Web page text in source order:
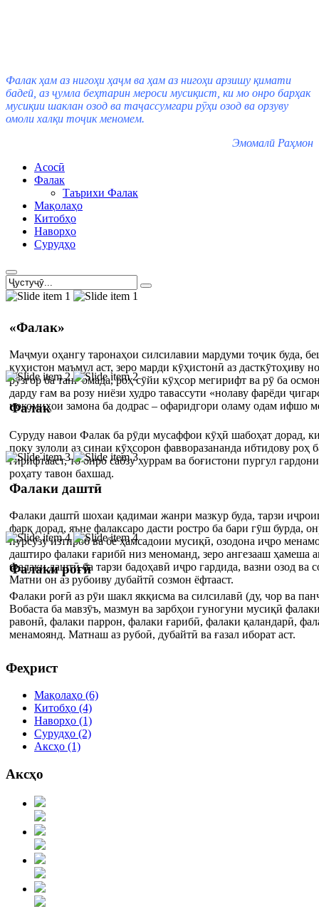
Фалак ҳам аз нигоҳи ҳаҷм ва ҳам аз нигоҳи арзишу қимати
бадеӣ, аз ҷумла беҳтарин мероси мусиқист, ки мо онро барҳак
мусиқии шаклан озод ва таҷассумгари рӯҳи озод ва орзуву
омоли халқи тоҷик меномем.
Эмомалӣ Раҳмон
Асосӣ
Фалак
Таърихи Фалак
Мақолаҳо
Китобҳо
Наворҳо
Сурудҳо
«Фалак»
Маҷмуи оҳангу таронаҳои силсилавии мардуми тоҷик буда,
куҳистон маъмул аст, зеро марди кӯҳистонӣ аз дасткӯтоҳиву
рӯзгор ба танг омада, роҳ сӯйи кӯҳсор мегирифт ва рӯ ба
дарду ғам ва розу ниёзи худро тавассути «нолаву фарёди
нокомиҳои замона ба додрас – офаридгори оламу одам ифшо
Фалак
Суруду навои Фалак ба рӯди мусаффои кӯҳӣ шабоҳат дорад,
поку зулоли аз синаи кӯҳсорон фавворазананда ибтидову роҳ
гирифтааст, то онро сабзу хуррам ва боғистони пургул
роҳату тавон бахшад.
Фалаки даштӣ
Фалаки даштӣ шохаи қадимаи жанри мазкур буда, тарзи
фарқ дорад, яъне фалаксаро дасти ростро ба бари гӯш бурда,
пурсӯзу изтироб ва бе ҳамсадоии мусиқӣ, озодона иҷро
даштиро фалаки ғарибӣ низ меноманд, зеро ангезааш
Фалаки даштӣ ба тарзи бадоҳавӣ иҷро гардида, вазни озод ва
Матни он аз рубоиву дубайтӣ созмон ёфтааст.
Фалаки роғӣ
Фалаки роғӣ аз рӯи шакл якқисма ва силсилавӣ (ду, чор ва
Вобаста ба мавзӯъ, мазмун ва зарбҳои гуногуни мусиқӣ
равонӣ, фалаки паррон, фалаки ғарибӣ, фалаки қаландарӣ,
менамоянд. Матнаш аз рубоӣ, дубайтӣ ва ғазал иборат аст.
Феҳрист
Мақолаҳо (6)
Китобҳо (4)
Наворҳо (1)
Сурудҳо (2)
Аксҳо (1)
Аксҳо